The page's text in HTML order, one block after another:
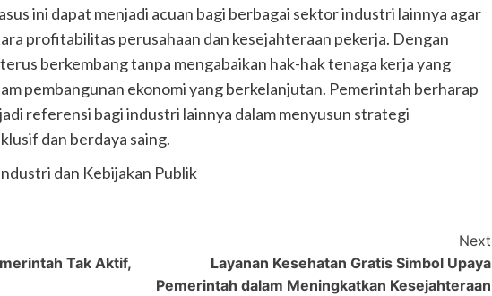
ini dapat menjadi acuan bagi berbagai sektor industri lainnya agar
profitabilitas perusahaan dan kesejahteraan pekerja. Dengan
berkembang tanpa mengabaikan hak-hak tenaga kerja yang
pembangunan ekonomi yang berkelanjutan. Pemerintah berharap
referensi bagi industri lainnya dalam menyusun strategi
dan berdaya saing.
dan Kebijakan Publik
Tak Aktif,
Next
Layanan Kesehatan Gratis Simbol Upaya
Pemerintah dalam Meningkatkan Kesejahteraan